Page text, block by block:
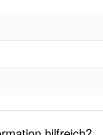
an:
viele Online-